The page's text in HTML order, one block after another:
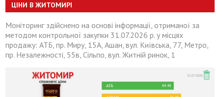
ЦІНИ В ЖИТОМИРІ
Моніторинг здійснено на основі інформації, отриманої за
методом контрольної закупки 31.07.2026 р. у місцях
продажу: АТБ, пр. Миру, 15А, Ашан, вул. Київська, 77, Метро,
пр. Незалежності, 55в, Сільпо, вул. Житній ринок, 1